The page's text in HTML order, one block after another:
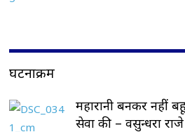
घटनाक्रम
महारानी बनकर नहीं
सेवा की – वसुन्धरा राजे